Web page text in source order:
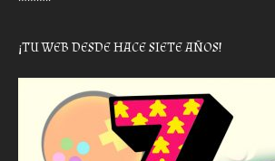
¡TU WEB DESDE HACE SIETE AÑOS!